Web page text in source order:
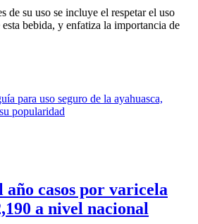
de su uso se incluye el respetar el uso
bebida, y enfatiza la importancia de
año casos por varicela
a nivel nacional